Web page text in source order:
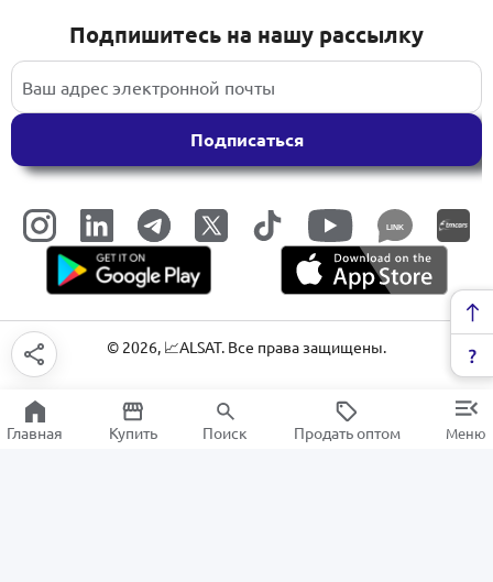
Подпишитесь на нашу рассылку
Подписаться
LINK
© 2026, 📈ALSAT. Все права защищены.
Главная Купить Поиск Продать оптом Меню